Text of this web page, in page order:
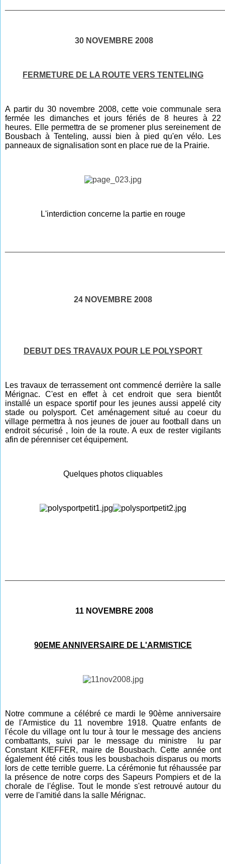
30 NOVEMBRE 2008
FERMETURE DE LA ROUTE VERS TENTELING
A partir du 30 novembre 2008, cette voie communale sera
fermée les dimanches et jours fériés de 8 heures à 22
heures. Elle permettra de se promener plus sereinement de
Bousbach à Tenteling, aussi bien à pied qu'en vélo. Les
panneaux de signalisation sont en place rue de la Prairie.
L'interdiction concerne la partie en rouge
24 NOVEMBRE 2008
DEBUT DES TRAVAUX POUR LE POLYSPORT
Les travaux de terrassement ont commencé derrière la salle
Mérignac. C'est en effet à cet endroit que sera bientôt
installé un espace sportif pour les jeunes aussi appelé city
stade ou polysport. Cet aménagement situé au coeur du
village permettra à nos jeunes de jouer au football dans un
endroit sécurisé , loin de la route. A eux de rester vigilants
afin de pérenniser cet équipement.
Quelques photos cliquables
11 NOVEMBRE 2008
90EME ANNIVERSAIRE DE L'ARMISTICE
Notre commune a célébré ce mardi le 90ème anniversaire
de l'Armistice du 11 novembre 1918. Quatre enfants de
l'école du village ont lu tour à tour le message des anciens
combattants, suivi par le message du ministre lu par
Constant KIEFFER, maire de Bousbach. Cette année ont
également été cités tous les bousbachois disparus ou morts
lors de cette terrible guerre. La cérémonie fut réhaussée par
la présence de notre corps des Sapeurs Pompiers et de la
chorale de l'église. Tout le monde s'est retrouvé autour du
verre de l'amitié dans la salle Mérignac.